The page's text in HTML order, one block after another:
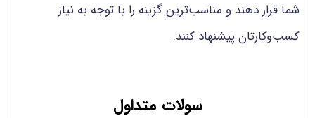
شما قرار دهند و مناسب‌ترین گزینه را با توجه به نیاز
کسب‌وکارتان پیشنهاد کنند.
سولات متداول